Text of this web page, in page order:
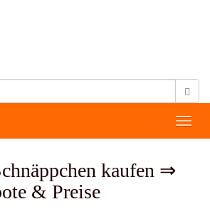
kaufen ⇒
& Preise